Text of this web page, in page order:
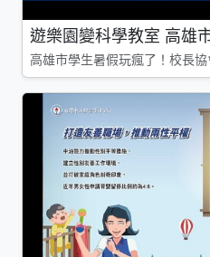
遊樂園變科學教室 高雄
高雄市學生暑假玩瘋了！校長